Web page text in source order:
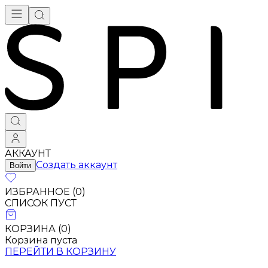
АККАУНТ
Войти Создать аккаунт
ИЗБРАННОЕ (0)
СПИСОК ПУСТ
КОРЗИНА (0)
Корзина пуста
ПЕРЕЙТИ В КОРЗИНУ